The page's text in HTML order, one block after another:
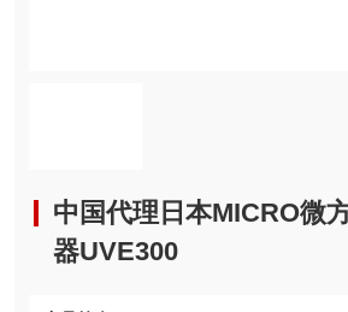
中国代理日本MICRO微
器UVE300